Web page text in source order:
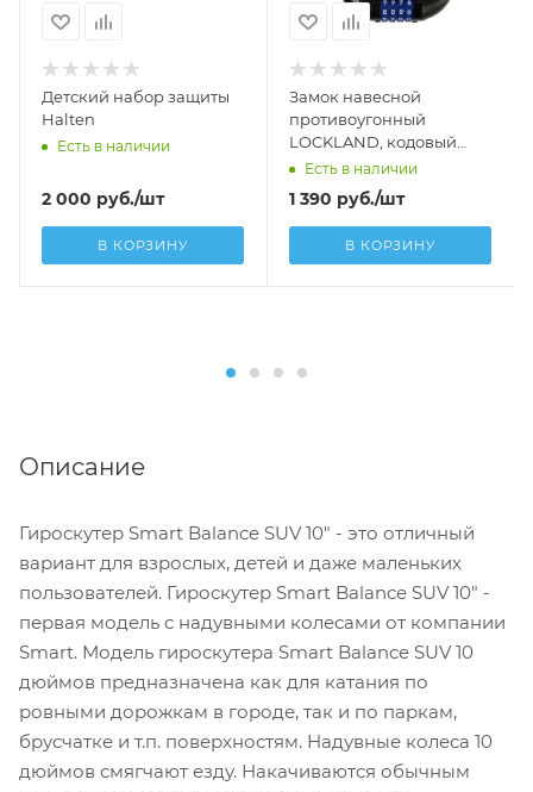
Детский набор защиты
Halten
Есть в наличии
2 000 руб./шт
В КОРЗИНУ
Замок навесной
противоугонный
LOCKLAND, кодовый
12х1000 мм
Есть в наличии
1 390 руб./шт
В КОРЗИНУ
Описание
Гироскутер Smart Balance SUV 10" - это отличный
вариант для взрослых, детей и даже маленьких
пользователей. Гироскутер Smart Balance SUV 10" -
первая модель с надувными колесами от компании
Smart. Модель гироскутера Smart Balance SUV 10
дюймов предназначена как для катания по
ровными дорожкам в городе, так и по паркам,
брусчатке и т.п. поверхностям. Надувные колеса 10
дюймов смягчают езду. Накачиваются обычным